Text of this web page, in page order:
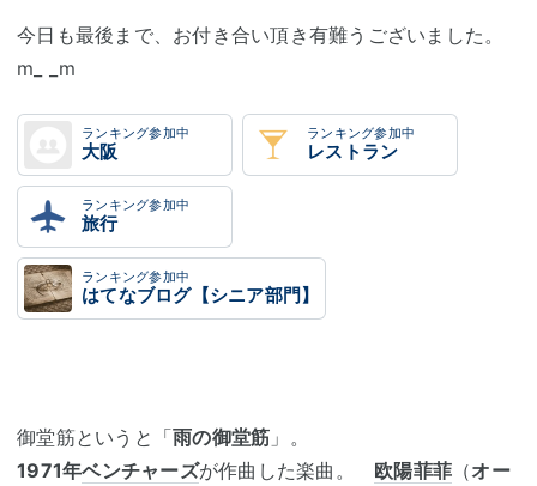
今日も最後まで、お付き合い頂き有難うございました。
m_ _m
ランキング参加中
大阪
ランキング参加中
レストラン
ランキング参加中
旅行
ランキング参加中
はてなブログ【シニア部門】
御堂筋というと「雨の御堂筋 」。
1971年ベンチャーズが作曲した楽曲。 欧陽菲菲 （オー